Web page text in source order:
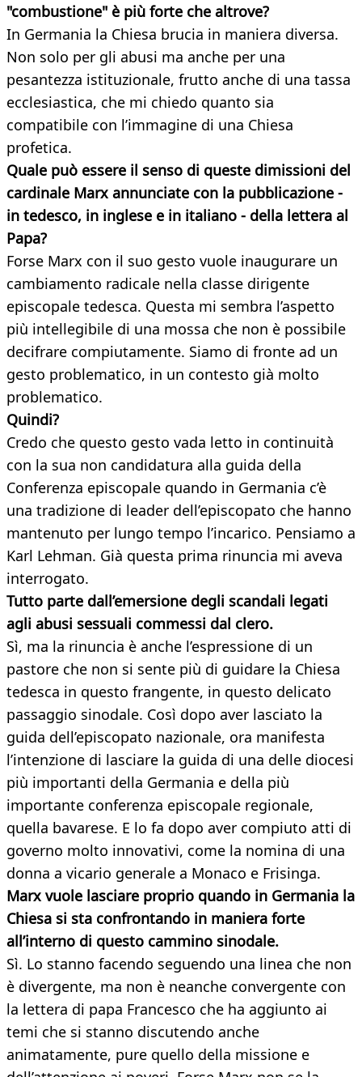
"combustione" è più forte che altrove?
In Germania la Chiesa brucia in maniera diversa.
Non solo per gli abusi ma anche per una
pesantezza istituzionale, frutto anche di una tassa
ecclesiastica, che mi chiedo quanto sia
compatibile con l’immagine di una Chiesa
profetica.
Quale può essere il senso di queste dimissioni del
cardinale Marx annunciate con la pubblicazione -
in tedesco, in inglese e in italiano - della lettera al
Papa?
Forse Marx con il suo gesto vuole inaugurare un
cambiamento radicale nella classe dirigente
episcopale tedesca. Questa mi sembra l’aspetto
più intellegibile di una mossa che non è possibile
decifrare compiutamente. Siamo di fronte ad un
gesto problematico, in un contesto già molto
problematico.
Quindi?
Credo che questo gesto vada letto in continuità
con la sua non candidatura alla guida della
Conferenza episcopale quando in Germania c’è
una tradizione di leader dell’episcopato che hanno
mantenuto per lungo tempo l’incarico. Pensiamo a
Karl Lehman. Già questa prima rinuncia mi aveva
interrogato.
Tutto parte dall’emersione degli scandali legati
agli abusi sessuali commessi dal clero.
Sì, ma la rinuncia è anche l’espressione di un
pastore che non si sente più di guidare la Chiesa
tedesca in questo frangente, in questo delicato
passaggio sinodale. Così dopo aver lasciato la
guida dell’episcopato nazionale, ora manifesta
l’intenzione di lasciare la guida di una delle diocesi
più importanti della Germania e della più
importante conferenza episcopale regionale,
quella bavarese. E lo fa dopo aver compiuto atti di
governo molto innovativi, come la nomina di una
donna a vicario generale a Monaco e Frisinga.
Marx vuole lasciare proprio quando in Germania la
Chiesa si sta confrontando in maniera forte
all’interno di questo cammino sinodale.
Sì. Lo stanno facendo seguendo una linea che non
è divergente, ma non è neanche convergente con
la lettera di papa Francesco che ha aggiunto ai
temi che si stanno discutendo anche
animatamente, pure quello della missione e